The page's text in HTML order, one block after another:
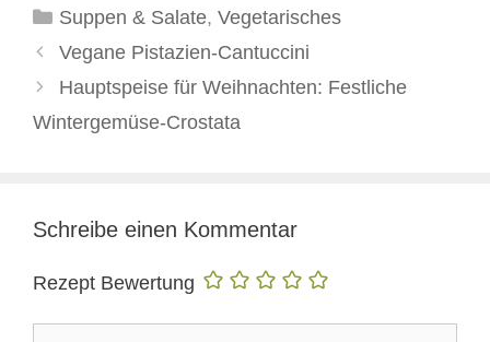
Kategorien
Suppen & Salate, Vegetarisches
Vegane Pistazien-Cantuccini
Hauptspeise für Weihnachten: Festliche
Wintergemüse-Crostata
Schreibe einen Kommentar
Rezept Bewertung